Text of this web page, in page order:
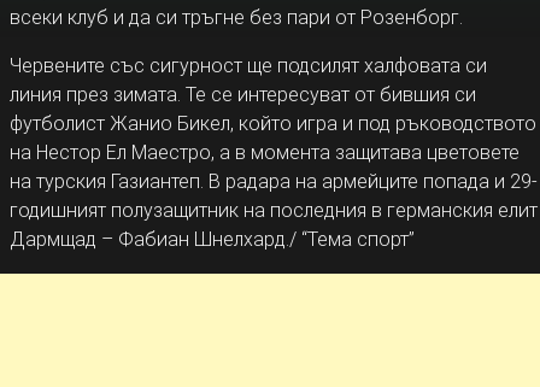
всеки клуб и да си тръгне без пари от Розенборг.
Червените със сигурност ще подсилят халфовата си
линия през зимата. Те се интересуват от бившия си
футболист Жанио Бикел, който игра и под ръководството
на Нестор Ел Маестро, а в момента защитава цветовете
на турския Газиантеп. В радара на армейците попада и 29-
годишният полузащитник на последния в германския елит
Дармщад – Фабиан Шнелхард./ “Тема спорт”